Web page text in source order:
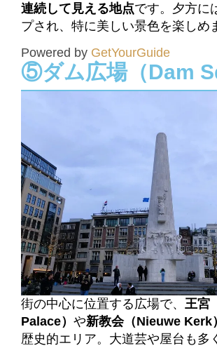
連続して見える地点です。夕方に
プされ、特に美しい景色を楽しめ
Powered by GetYourGuide
⑤ダム広場（Dam
街の中心に位置する広場で、 王宮
Palace） や新教会（Nieuwe Kerk）
歴史的エリア。 大道芸や屋台も多